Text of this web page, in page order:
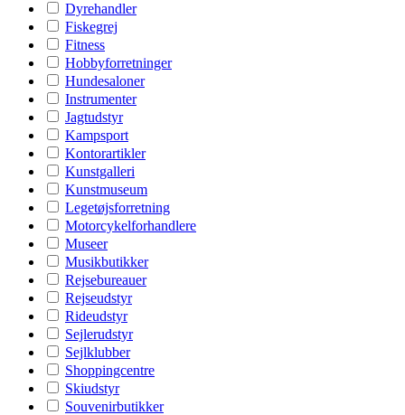
Dyrehandler
Fiskegrej
Fitness
Hobbyforretninger
Hundesaloner
Instrumenter
Jagtudstyr
Kampsport
Kontorartikler
Kunstgalleri
Kunstmuseum
Legetøjsforretning
Motorcykelforhandlere
Museer
Musikbutikker
Rejsebureauer
Rejseudstyr
Rideudstyr
Sejlerudstyr
Sejlklubber
Shoppingcentre
Skiudstyr
Souvenirbutikker